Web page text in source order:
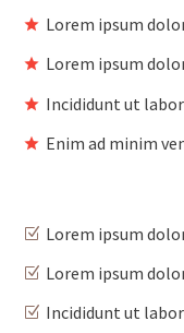
Lorem ipsum
Lorem ipsum
Incididunt ut
Enim ad minim
Lorem ipsum
Lorem ipsum
Incididunt ut